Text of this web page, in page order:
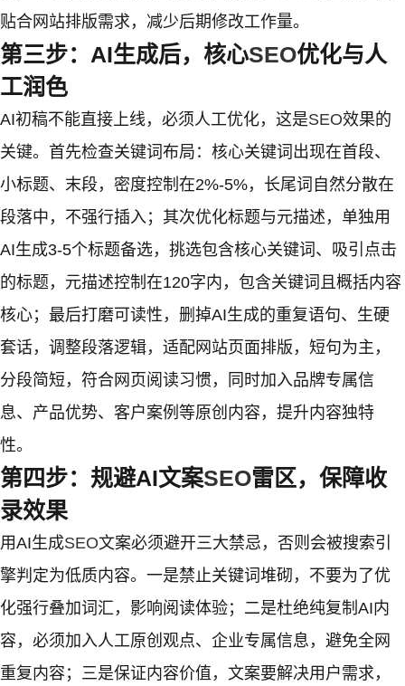
贴合网站排版需求，减少后期修改工作量。
第三步：AI生成后，核心SEO优化与人
工润色
AI初稿不能直接上线，必须人工优化，这是SEO效果的
关键。首先检查关键词布局：核心关键词出现在首段、
小标题、末段，密度控制在2%-5%，长尾词自然分散在
段落中，不强行插入；其次优化标题与元描述，单独用
AI生成3-5个标题备选，挑选包含核心关键词、吸引点击
的标题，元描述控制在120字内，包含关键词且概括内容
核心；最后打磨可读性，删掉AI生成的重复语句、生硬
套话，调整段落逻辑，适配网站页面排版，短句为主，
分段简短，符合网页阅读习惯，同时加入品牌专属信
息、产品优势、客户案例等原创内容，提升内容独特
性。
第四步：规避AI文案SEO雷区，保障收
录效果
用AI生成SEO文案必须避开三大禁忌，否则会被搜索引
擎判定为低质内容。一是禁止关键词堆砌，不要为了优
化强行叠加词汇，影响阅读体验；二是杜绝纯复制AI内
容，必须加入人工原创观点、企业专属信息，避免全网
重复内容；三是保证内容价值，文案要解决用户需求，